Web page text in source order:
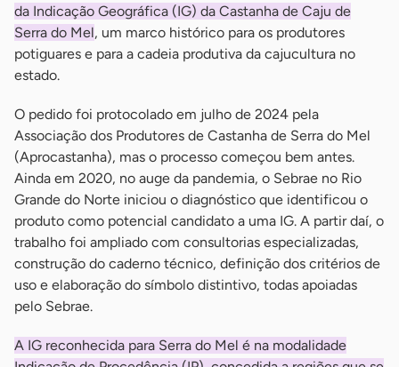
da Indicação Geográfica (IG) da Castanha de Caju de
Serra do Mel, um marco histórico para os produtores
potiguares e para a cadeia produtiva da cajucultura no
estado.
O pedido foi protocolado em julho de 2024 pela
Associação dos Produtores de Castanha de Serra do Mel
(Aprocastanha), mas o processo começou bem antes.
Ainda em 2020, no auge da pandemia, o Sebrae no Rio
Grande do Norte iniciou o diagnóstico que identificou o
produto como potencial candidato a uma IG. A partir daí, o
trabalho foi ampliado com consultorias especializadas,
construção do caderno técnico, definição dos critérios de
uso e elaboração do símbolo distintivo, todas apoiadas
pelo Sebrae.
A IG reconhecida para Serra do Mel é na modalidade